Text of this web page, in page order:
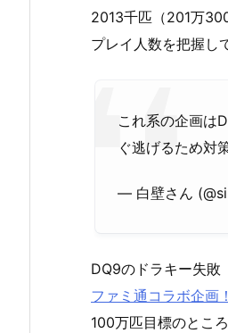
2013千匹（201万
プレイ人数を把握し
これ系の企画は
ぐ逃げるため対
— 白壁さん
DQ9のドラキー失敗
ファミ通コラボ企画
100万匹目標のとこ